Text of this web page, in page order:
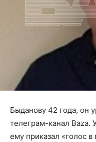
Быданову 42 года, он
телеграм-канал Baza.
ему приказал «голос в